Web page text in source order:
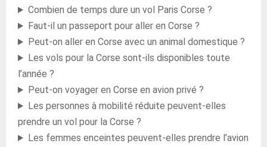
Combien de temps dure un vol Paris Corse ?
Faut-il un passeport pour aller en Corse ?
Peut-on aller en Corse avec un animal domestique ?
Les vols pour la Corse sont-ils disponibles toute
l’année ?
Peut-on voyager en Corse en avion privé ?
Les personnes à mobilité réduite peuvent-elles
prendre un vol pour la Corse ?
Les femmes enceintes peuvent-elles prendre l’avion